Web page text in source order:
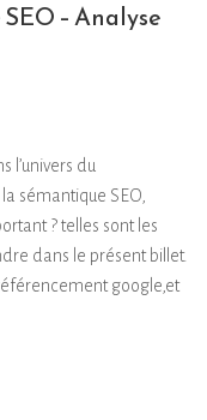
– Analyse
l’univers du
sémantique SEO,
? telles sont les
dans le présent billet.
google,et